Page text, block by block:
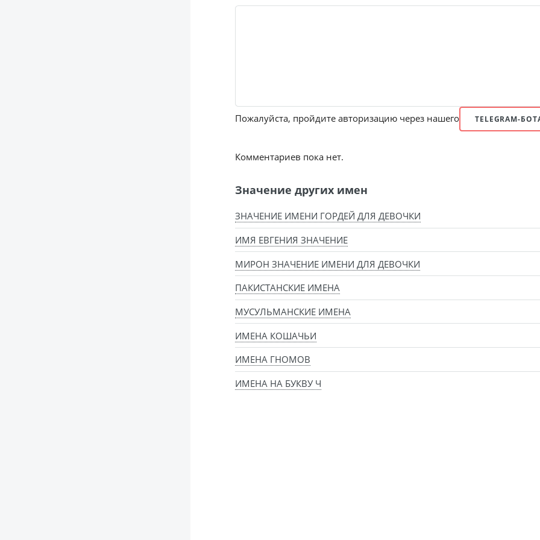
Пожалуйста, пройдите авторизацию через нашего TELEGRAM-
Комментариев пока нет.
Значение других имен
ЗНАЧЕНИЕ ИМЕНИ ГОРДЕЙ ДЛЯ ДЕВОЧКИ
ИМЯ ЕВГЕНИЯ ЗНАЧЕНИЕ
МИРОН ЗНАЧЕНИЕ ИМЕНИ ДЛЯ ДЕВОЧКИ
ПАКИСТАНСКИЕ ИМЕНА
МУСУЛЬМАНСКИЕ ИМЕНА
ИМЕНА КОШАЧЬИ
ИМЕНА ГНОМОВ
ИМЕНА НА БУКВУ Ч